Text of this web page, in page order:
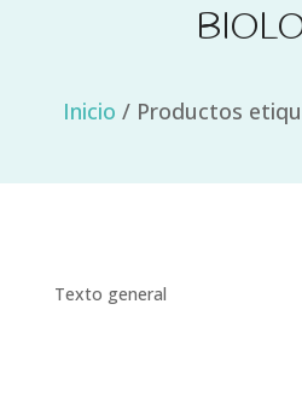
Inicio / Productos
Texto general